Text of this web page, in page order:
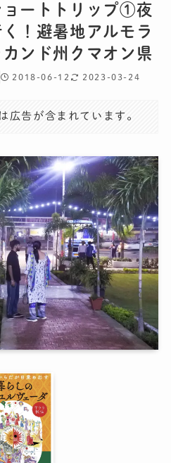
ョートトリップ①夜
！避暑地アルモラ
カンド州クマオン県
2018-06-12 2023-03-24
広告が含まれています。